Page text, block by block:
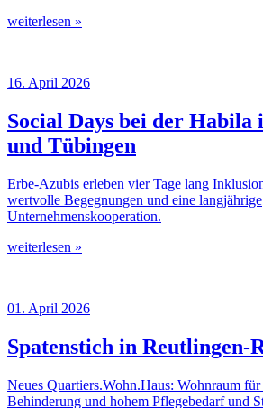
weiterlesen »
16. April 2026
Social Days bei der Habila
und Tübingen
Erbe-Azubis erleben vier Tage lang
wertvolle Begegnungen und eine langjährige
Unternehmenskooperation.
weiterlesen »
01. April 2026
Spatenstich in Reutlingen-
Neues Quartiers.Wohn.Haus: Wohnraum
Behinderung und hohem Pflegebedarf und